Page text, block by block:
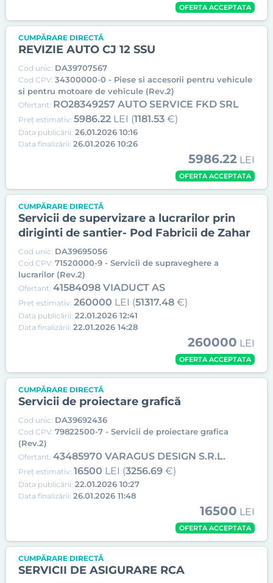
OFERTA ACCEPTATA
CUMPĂRARE DIRECTĂ
REVIZIE AUTO CJ 12 SSU
Cod unic: DA39707567
Cod CPV: 34300000-0 - Piese si accesorii pentru vehicule
si pentru motoare de vehicule (Rev.2)
Ofertant: RO28349257 AUTO SERVICE FKD SRL
Preț estimativ: 5986.22 LEI (1181.53 €)
Data publicării: 26.01.2026 10:16
Data finalizării: 26.01.2026 10:26
5986.22 LEI
OFERTA ACCEPTATA
CUMPĂRARE DIRECTĂ
Servicii de supervizare a lucrarilor prin
diriginti de santier- Pod Fabricii de Zahar
Cod unic: DA39695056
Cod CPV: 71520000-9 - Servicii de supraveghere a
lucrarilor (Rev.2)
Ofertant: 41584098 VIADUCT AS
Preț estimativ: 260000 LEI (51317.48 €)
Data publicării: 22.01.2026 12:41
Data finalizării: 22.01.2026 14:28
260000 LEI
OFERTA ACCEPTATA
CUMPĂRARE DIRECTĂ
Servicii de proiectare grafică
Cod unic: DA39692436
Cod CPV: 79822500-7 - Servicii de proiectare grafica
(Rev.2)
Ofertant: 43485970 VARAGUS DESIGN S.R.L.
Preț estimativ: 16500 LEI (3256.69 €)
Data publicării: 22.01.2026 10:27
Data finalizării: 26.01.2026 11:48
16500 LEI
OFERTA ACCEPTATA
CUMPĂRARE DIRECTĂ
SERVICII DE ASIGURARE RCA